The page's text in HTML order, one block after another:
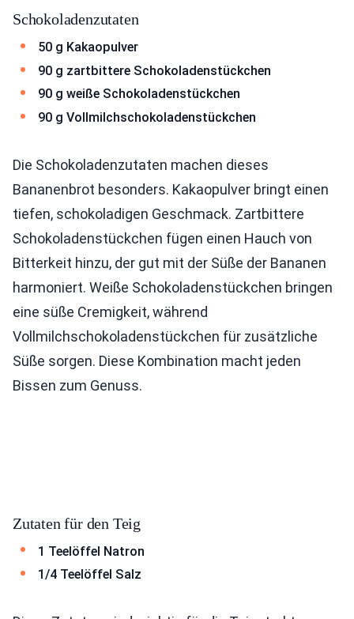
Schokoladenzutaten
50 g Kakaopulver
90 g zartbittere Schokoladenstückchen
90 g weiße Schokoladenstückchen
90 g Vollmilchschokoladenstückchen
Die Schokoladenzutaten machen dieses
Bananenbrot besonders. Kakaopulver bringt einen
tiefen, schokoladigen Geschmack. Zartbittere
Schokoladenstückchen fügen einen Hauch von
Bitterkeit hinzu, der gut mit der Süße der Bananen
harmoniert. Weiße Schokoladenstückchen bringen
eine süße Cremigkeit, während
Vollmilchschokoladenstückchen für zusätzliche
Süße sorgen. Diese Kombination macht jeden
Bissen zum Genuss.
Zutaten für den Teig
1 Teelöffel Natron
1/4 Teelöffel Salz